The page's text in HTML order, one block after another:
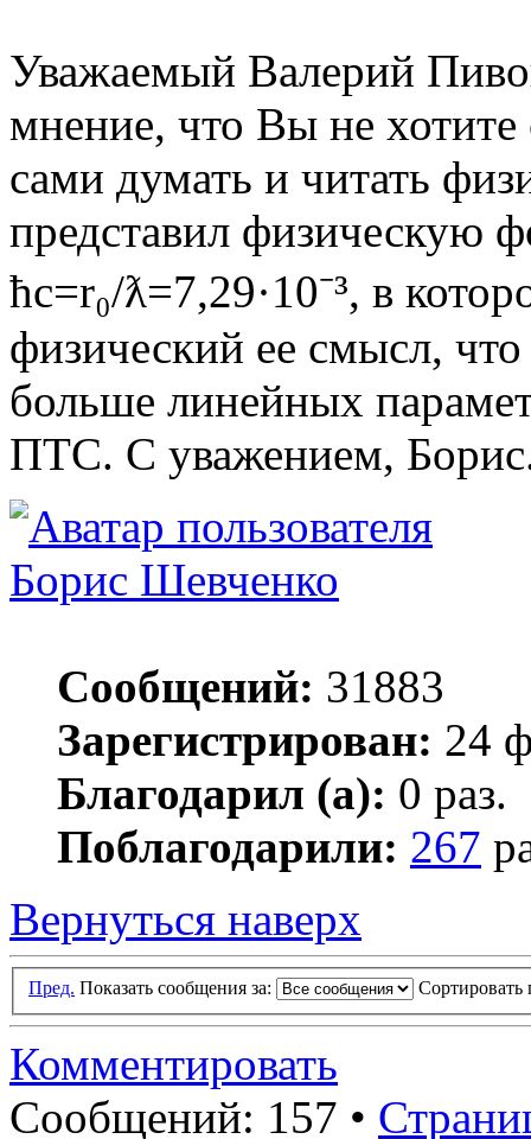
Уважаемый Валерий
мнение, что Вы не
сами думать и читать
представил физическую
ћc=r₀/ƛ=7,29·10⁻³, в
физический ее смысл,
больше линейных
ПТС. С уважением,
Борис Шевченко
Сообщений: 31883
Зарегистрирован: 24
Благодарил (а): 0 раз.
Поблагодарили: 267
Вернуться наверх
Пред. Показать сообщения за: Сортировать
Комментировать
Сообщений: 157 •